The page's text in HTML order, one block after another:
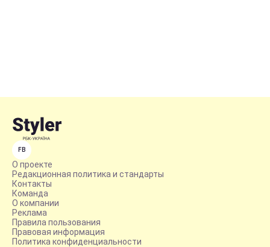
FB
О проекте
Редакционная политика и стандарты
Контакты
Команда
О компании
Реклама
Правила пользования
Правовая информация
Политика конфиденциальности